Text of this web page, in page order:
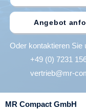
Angebot
Oder kontaktieren Sie
+49 (0) 7231
vertrieb@mr-
MR Compact GmbH